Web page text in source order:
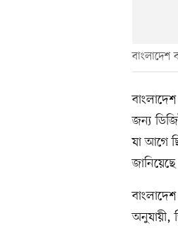
বাংলাদেশ
জন্য
যা আগে
অনুযায়ী,